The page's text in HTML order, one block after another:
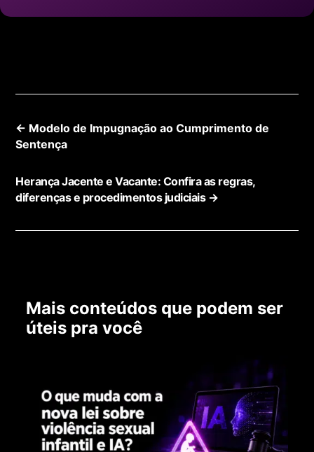
← Modelo de Impugnação ao Cumprimento de
Sentença
Herança Jacente e Vacante: Confira as regras,
diferenças e procedimentos judiciais→
Mais conteúdos que podem ser
úteis pra você